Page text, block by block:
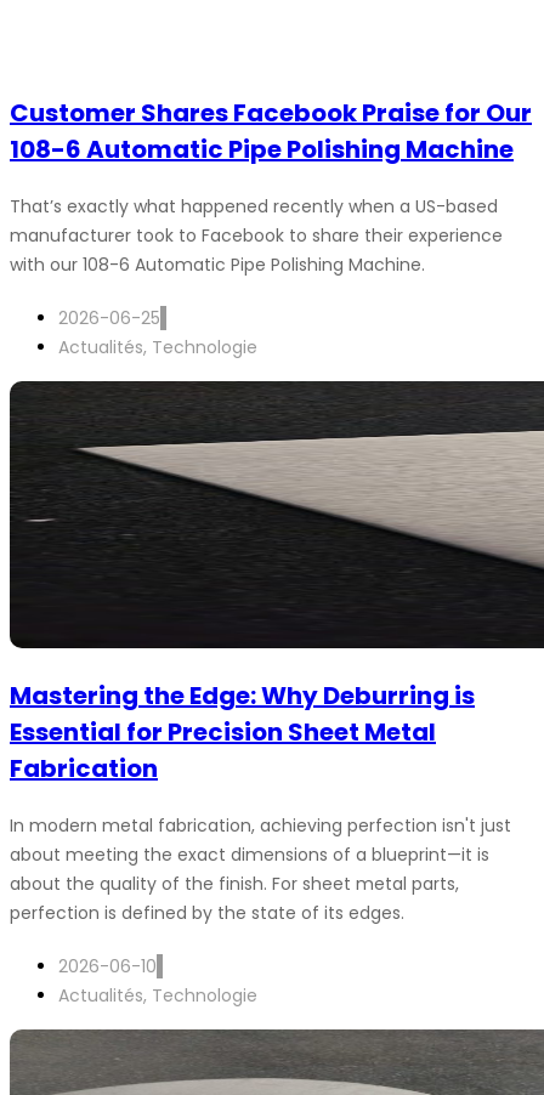
Customer Shares Facebook Praise for Our
108-6 Automatic Pipe Polishing Machine
That’s exactly what happened recently when a US-based
manufacturer took to Facebook to share their experience
with our 108-6 Automatic Pipe Polishing Machine.
2026-06-25
Actualités, Technologie
Mastering the Edge: Why Deburring is
Essential for Precision Sheet Metal
Fabrication
In modern metal fabrication, achieving perfection isn't just
about meeting the exact dimensions of a blueprint—it is
about the quality of the finish. For sheet metal parts,
perfection is defined by the state of its edges.
2026-06-10
Actualités, Technologie